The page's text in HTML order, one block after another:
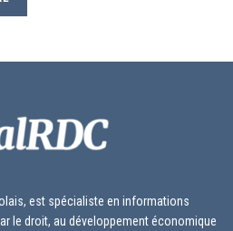
est spécialiste en informations
le droit, au développement économique